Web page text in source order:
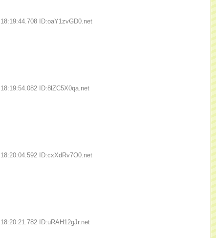
ID:oaY1zvGD0.net
ID:8lZC5X0qa.net
ID:cxXdRv7O0.net
ID:uRAH12gJr.net